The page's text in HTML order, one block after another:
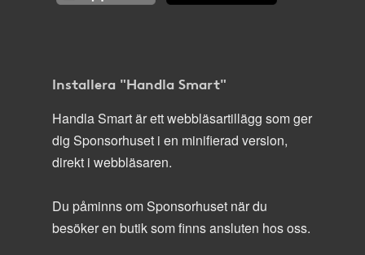
Installera "Handla Smart"
Handla Smart är ett webbläsartillägg som ger
dig Sponsorhuset i en minifierad version,
direkt i webbläsaren.
Du påminns om Sponsorhuset när du
besöker en butik som finns ansluten hos oss.